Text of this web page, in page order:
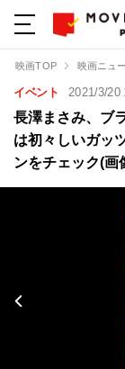
映画TOP 映画ニュ
イベント 2021/3/20
長澤まさみ、ブ
は初々しいガッ
ンをチェック(画